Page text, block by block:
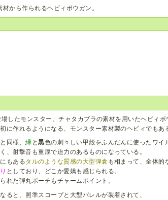
材から作られるヘビィボウガン。
したモンスター、チャタカブラの素材を用いたヘビィボ
に作れるようになる、モンスター素材製のヘビィでもあ
同様、緑 と黒色の刺々しい甲殻をふんだんに使ったワイ
、射撃音も重厚で迫力のあるものになっている。
もあるタルのような質感の大型弾倉 も相まって、全体的
としており、どこか愛嬌も感じられる。
れた弾丸ポーチもチャームポイント。
ると、照準スコープと大型バレルが装着されて、